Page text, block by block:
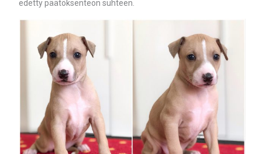
edetty päätöksenteon suhteen.